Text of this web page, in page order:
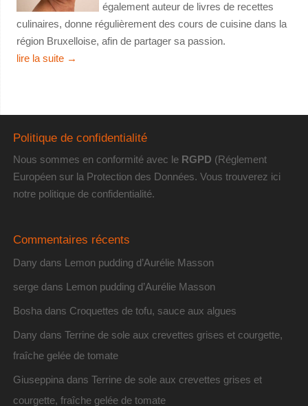
également auteur de livres de recettes
culinaires, donne régulièrement des cours de cuisine dans la
région Bruxelloise, afin de partager sa passion.
lire la suite →
Politique de confidentialité
Nous sommes en conformité avec le RGPD (Réglement
Européen sur la Protection des Données. Vous trouverez ici
notre politique de confidentialité.
Commentaires récents
Dany dans Lemon pudding d’Aurélie Masson
sergedans Lemon pudding d’Aurélie Masson
Bosha dans Croquettes de tofu, sauce aux algues
Dany dans Terrine de sole aux crevettes grises et courgette,
fraîche gelée de tomate
Giuseppina dans Terrine de sole aux crevettes grises et
courgette, fraîche gelée de tomate